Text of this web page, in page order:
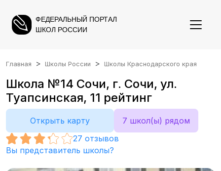
ФЕДЕРАЛЬНЫЙ ПОРТАЛ
ШКОЛ РОССИИ
Главная Школы России Школы Краснодарского края
Школа №14 Сочи, г. Сочи, ул.
Туапсинская, 11 рейтинг
Открыть карту
7 школ(ы) рядом
27 отзывов
Вы представитель школы?